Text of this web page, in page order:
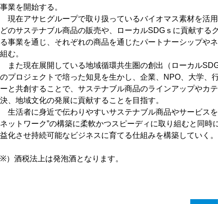
事業を開始する。
現在アサヒグループで取り扱っているバイオマス素材を活
どのサステナブル商品の販売や、ローカルSDGｓに貢献す
る事業を通じ、それぞれの商品を通じたパートナーシップや
組む。
また現在展開している地域循環共生圏の創出（ローカル
のプロジェクトで培った知見を生かし、企業、NPO、大学、
ーと共創することで、サステナブル商品のラインアップやカ
決、地域文化の発展に貢献することを目指す。
生活者に身近で伝わりやすいサステナブル商品やサービス
ネットワーク”の構築に柔軟かつスピーディに取り組むと同
益化させ持続可能なビジネスに育てる仕組みを構築していく。
※）酒税法上は発泡酒となります。